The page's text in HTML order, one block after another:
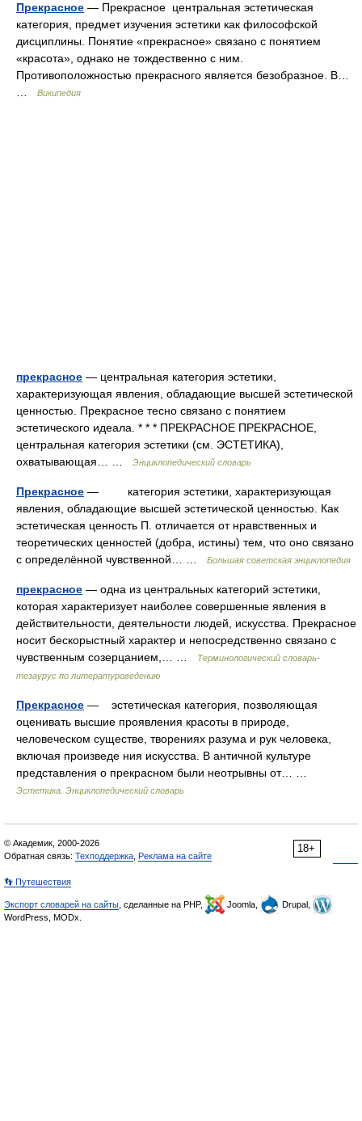
Прекрасное — Прекрасное центральная эстетическая
категория, предмет изучения эстетики как философской
дисциплины. Понятие «прекрасное» связано с понятием
«красота», однако не тождественно с ним.
Противоположностью прекрасного является безобразное. В…
Википедия
прекрасное — центральная категория эстетики,
характеризующая явления, обладающие высшей эстетической
ценностью. Прекрасное тесно связано с понятием
эстетического идеала. * * * ПРЕКРАСНОЕ ПРЕКРАСНОЕ,
центральная категория эстетики (см. ЭСТЕТИКА),
охватывающая… …
Энциклопедический словарь
Прекрасное — категория эстетики, характеризующая
явления, обладающие высшей эстетической ценностью. Как
эстетическая ценность П. отличается от нравственных и
теоретических ценностей (добра, истины) тем, что оно связано
с определённой чувственной… …
Большая советская энциклопедия
прекрасное — одна из центральных категорий эстетики,
которая характеризует наиболее совершенные явления в
действительности, деятельности людей, искусства. Прекрасное
носит бескорыстный характер и непосредственно связано с
чувственным созерцанием,… …
Терминологический словарь-
тезаурус по литературоведению
Прекрасное — эстетическая категория, позволяющая
оценивать высшие проявления красоты в природе,
человеческом существе, творениях разума и рук человека,
включая произведе ния искусства. В античной культуре
представления о прекрасном были неотрывны от… …
Эстетика. Энциклопедический словарь
18+
© Академик, 2000-2026
Обратная связь: Техподдержка Реклама на сайте
👣 Путешествия
Экспорт словарей на сайты , сделанные на PHP, Joomla,
Drupal,
WordPress, MODx.